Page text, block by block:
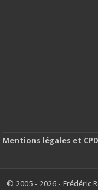
Mentions légales et
© 2005 - 2026 - Frédéric